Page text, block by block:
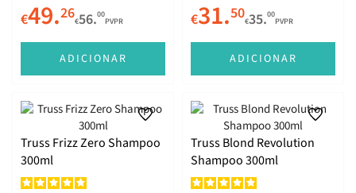
€49.26€56.00
PVPR
ADICIONAR
€31.50€35.00
PVPR
ADICIONAR
Truss Frizz Zero Shampoo
300ml
Truss Blond Revolution
Shampoo 300ml